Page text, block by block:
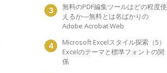
無料のPDF編集ツールはどの程度使
えるか―無料とは名ばかりの
Adobe Acrobat Web
Microsoft Excelスタイル探索（5）
Excelのテーマと標準フォントの関
係